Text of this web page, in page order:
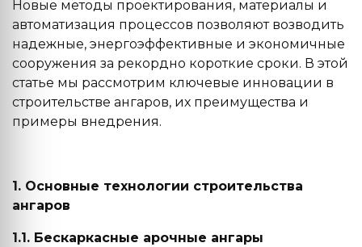
Новые методы проектирования, материалы и
автоматизация процессов позволяют возводить
надежные, энергоэффективные и экономичные
сооружения за рекордно короткие сроки. В этой
статье мы рассмотрим ключевые инновации в
строительстве ангаров, их преимущества и
примеры внедрения.
1. Основные технологии строительства
ангаров
1.1. Бескаркасные арочные ангары